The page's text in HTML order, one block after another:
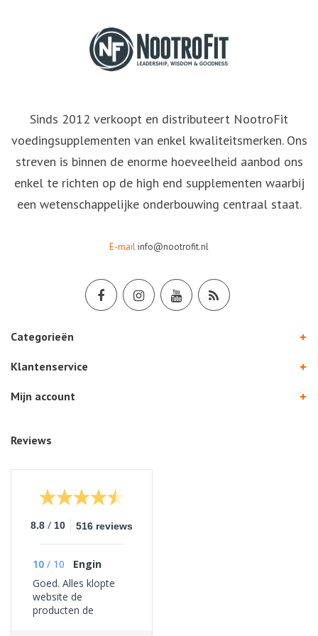
Sinds 2012 verkoopt en distributeert NootroFit
voedingsupplementen van enkel kwaliteitsmerken. Ons
streven is binnen de enorme hoeveelheid aanbod ons
enkel te richten op de high end supplementen waarbij
een wetenschappelijke onderbouwing centraal staat.
E-mailinfo@nootrofit.nl
Categorieën
Klantenservice
Mijn account
Reviews
8.8 / 10 516 reviews
10 / 10
Engin
Goed. Alles klopte
website de
producten de